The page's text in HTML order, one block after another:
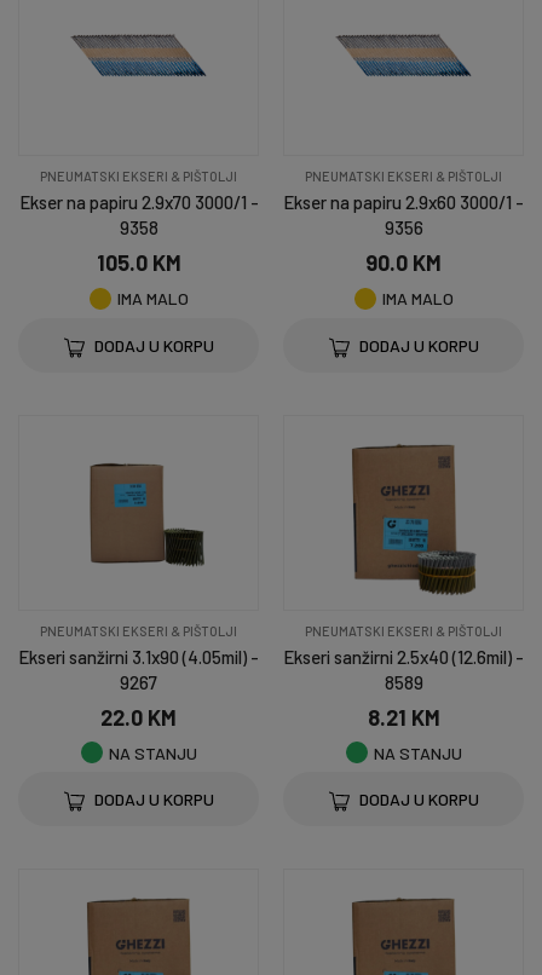
PNEUMATSKI EKSERI & PIŠTOLJI
Ekser na papiru 2.9x70 3000/1 -
9358
105.0 KM
IMA MALO
DODAJ U KORPU
PNEUMATSKI EKSERI & PIŠTOLJI
Ekser na papiru 2.9x60 3000/1 -
9356
90.0 KM
IMA MALO
DODAJ U KORPU
PNEUMATSKI EKSERI & PIŠTOLJI
Ekseri sanžirni 3.1x90 (4.05mil) -
9267
22.0 KM
NA STANJU
DODAJ U KORPU
PNEUMATSKI EKSERI & PIŠTOLJI
Ekseri sanžirni 2.5x40 (12.6mil) -
8589
8.21 KM
NA STANJU
DODAJ U KORPU